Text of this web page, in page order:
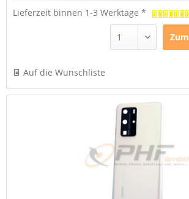
Lieferzeit binnen 1-3 Werktage *
Zum
Auf die Wunschliste